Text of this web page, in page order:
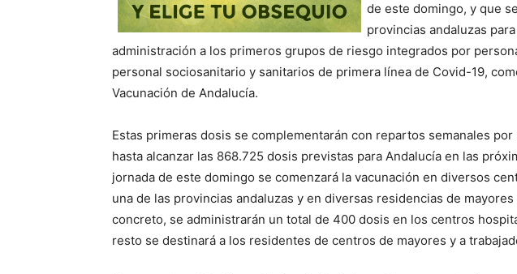
de este domingo, y que
provincias andaluzas
administración a los primeros grupos de riesgo integrados por
personal sociosanitario y sanitarios de primera línea de Covid-19,
Vacunación de Andalucía.
Estas primeras dosis se complementarán con repartos semanales
hasta alcanzar las 868.725 dosis previstas para Andalucía en las
jornada de este domingo se comenzará la vacunación en diversos
una de las provincias andaluzas y en diversas residencias de
concreto, se administrarán un total de 400 dosis en los centros
resto se destinará a los residentes de centros de mayores y a